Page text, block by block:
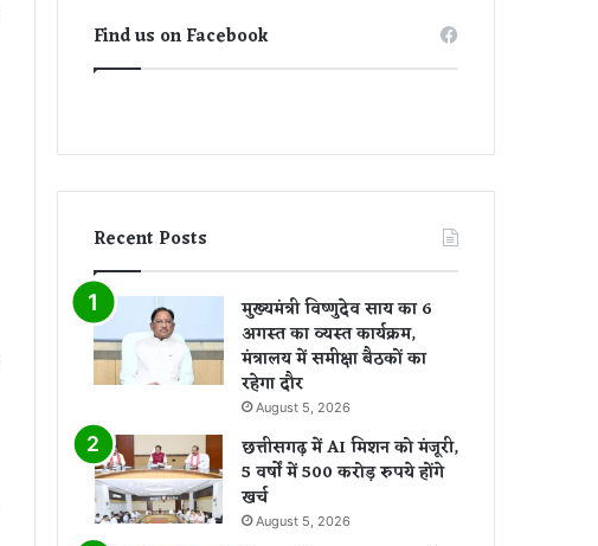
Find us on Facebook
Recent Posts
मुख्यमंत्री विष्णुदेव साय का 6
अगस्त का व्यस्त कार्यक्रम,
मंत्रालय में समीक्षा बैठकों का
रहेगा दौर
August 5, 2026
छत्तीसगढ़ में AI मिशन को मंजूरी,
5 वर्षों में 500 करोड़ रुपये होंगे
खर्च
August 5, 2026